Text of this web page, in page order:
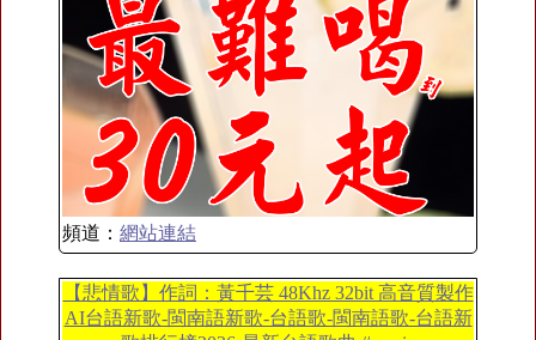
頻道： 網站連結
【悲情歌】作詞：黃千芸 48Khz 32bit 高音質製作
AI台語新歌-閩南語新歌-台語歌-閩南語歌-台語新